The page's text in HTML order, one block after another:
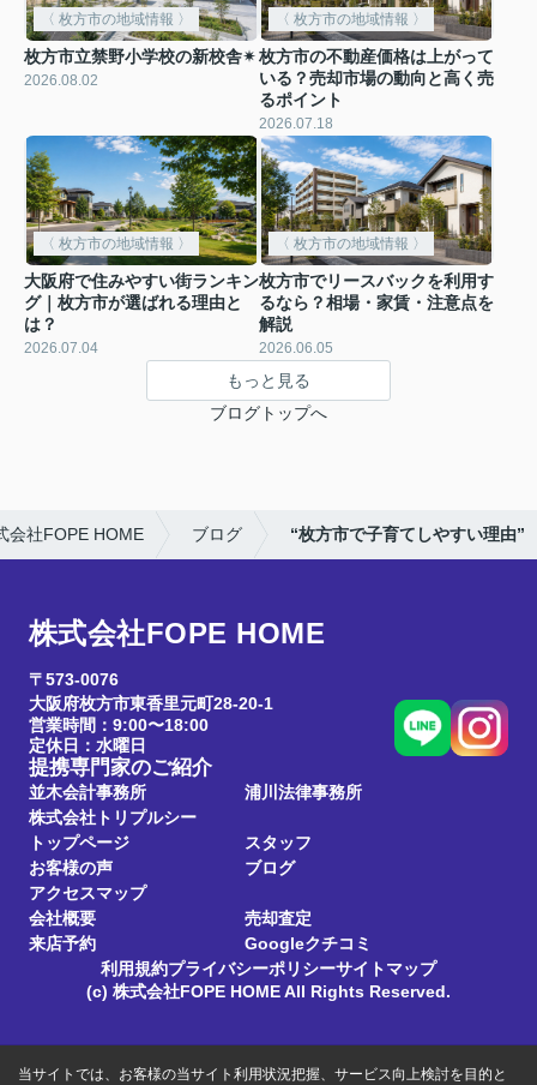
〈 枚方市の地域情報 〉
枚方市立禁野小学校の新校舎✴︎
2026.08.02
〈 枚方市の地域情報 〉
枚方市の不動産価格は上がって
いる？売却市場の動向と高く売
るポイント
2026.07.18
〈 枚方市の地域情報 〉
大阪府で住みやすい街ランキン
グ｜枚方市が選ばれる理由と
は？
2026.07.04
〈 枚方市の地域情報 〉
枚方市でリースバックを利用す
るなら？相場・家賃・注意点を
解説
2026.06.05
もっと見る
ブログトップへ
会社FOPE HOME ブログ “枚方市で子育てしやすい理由”
株式会社FOPE HOME
〒573-0076
大阪府枚方市東香里元町28-20-1
営業時間：9:00〜18:00
定休日：水曜日
提携専門家のご紹介
並木会計事務所
浦川法律事務所
株式会社トリプルシー
トップページ
スタッフ
お客様の声
ブログ
アクセスマップ
会社概要
売却査定
来店予約
Googleクチコミ
利用規約プライバシーポリシーサイトマップ
(c) 株式会社FOPE HOME All Rights Reserved.
当サイトでは、お客様の当サイト利用状況把握、サービス向上検討を目的と